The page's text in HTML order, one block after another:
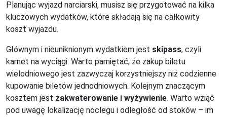
Planując wyjazd narciarski, musisz się przygotować na kilka
kluczowych wydatków, które składają się na całkowity
koszt wyjazdu.
Głównym i nieuniknionym wydatkiem jest skipass, czyli
karnet na wyciągi. Warto pamiętać, że zakup biletu
wielodniowego jest zazwyczaj korzystniejszy niż codzienne
kupowanie biletów jednodniowych. Kolejnym znaczącym
kosztem jest zakwaterowanie i wyżywienie. Warto wziąć
pod uwagę lokalizację noclegu i odległość od stoków – im